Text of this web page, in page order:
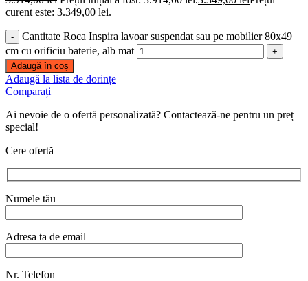
curent este: 3.349,00 lei.
Cantitate Roca Inspira lavoar suspendat sau pe mobilier 80x49
cm cu orificiu baterie, alb mat
Adaugă în coș
Adaugă la lista de dorințe
Comparați
Ai nevoie de o ofertă personalizată? Contactează-ne pentru un preț
special!
Cere ofertă
Numele tău
Adresa ta de email
Nr. Telefon